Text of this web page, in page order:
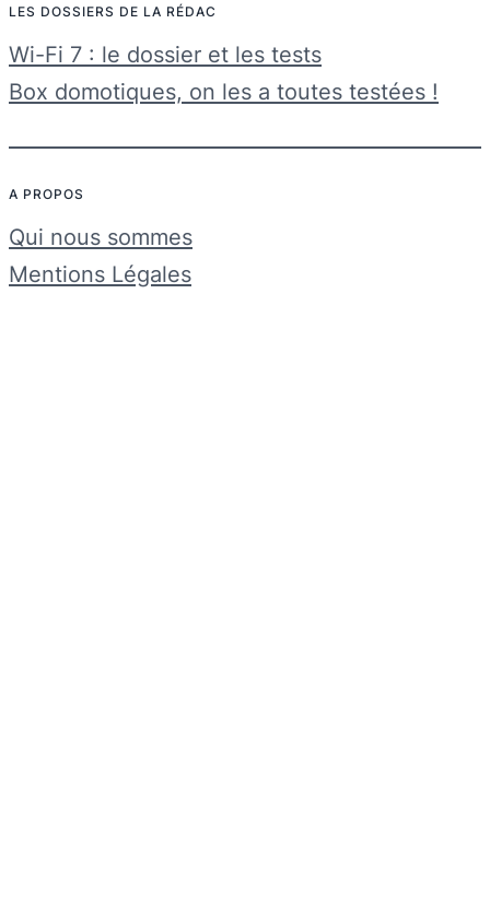
LES DOSSIERS DE LA RÉDAC
Wi-Fi 7 : le dossier et les tests
Box domotiques, on les a toutes testées !
A PROPOS
Qui nous sommes
Mentions Légales